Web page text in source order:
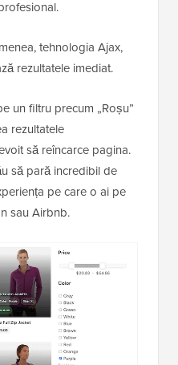
tehnologia Ajax,
rezultatele imediat.
un filtru precum „Roșu”
rezultatele
să reîncarce pagina.
să pară incredibil de
pe care o ai pe
sau Airbnb.